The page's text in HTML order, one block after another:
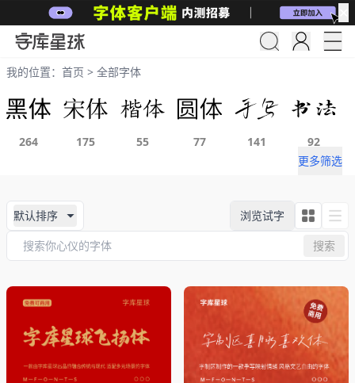
我的位置： 首页 > 全部字体
264 175 55 77 141
92
更多筛选
默认排序
浏览试字
搜索